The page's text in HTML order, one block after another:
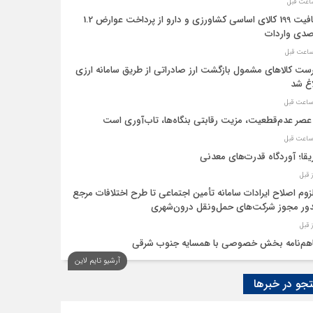
معافیت 199 کالای اساسی کشاورزی و دارو از پرداخت عوارض 1.2
واردات
کالاهای مشمول بازگشت ارز صادراتی از طریق سامانه ارزی
شد
عصر عدم‌قطعیت، مزیت رقابتی بنگاه‌ها، تاب‌آوری است
آوردگاه قدرت‌های معدنی
اصلاح ایرادات سامانه تأمین اجتماعی تا طرح اختلافات مرجع
مجوز شرکت‌های حمل‌ونقل درون‌شهری
بخش خصوصی با همسایه جنوب شرقی
اقتصاد‌ها از هوش مصنوعی
آرشیو تایم لاین
در خبرها